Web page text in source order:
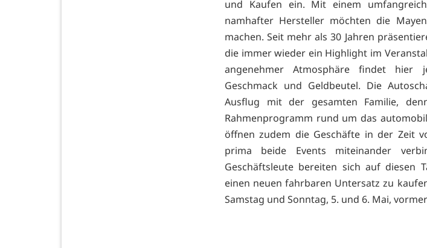
und Kaufen ein. Mit einem
namhafter Hersteller möchten die
machen. Seit mehr als 30 Jahren
die immer wieder ein Highlight im
angenehmer Atmosphäre findet hier
Geschmack und Geldbeutel. Die
Ausflug mit der gesamten Familie,
Rahmenprogramm rund um das
öffnen zudem die Geschäfte in der Zeit
prima beide Events miteinander
Geschäftsleute bereiten sich auf diesen
einen neuen fahrbaren Untersatz zu
Samstag und Sonntag, 5. und 6. Mai,